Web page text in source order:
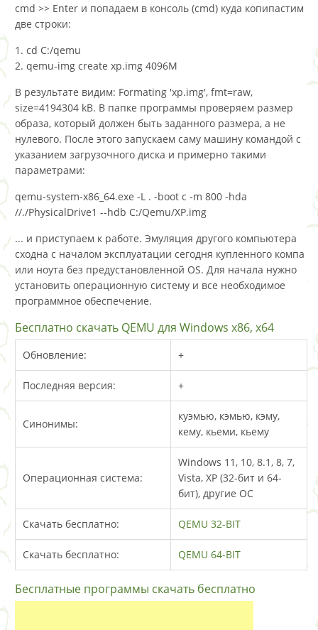
cmd >> Enter и попадаем в консоль (cmd) куда копипастим
две строки:
1. cd C:/qemu
2. qemu-img create xp.img 4096M
В результате видим: Formating 'xp.img', fmt=raw,
size=4194304 kB. В папке программы проверяем размер
образа, который должен быть заданного размера, а не
нулевого. После этого запускаем саму машину командой с
указанием загрузочного диска и примерно такими
параметрами:
qemu-system-x86_64.exe -L . -boot c -m 800 -hda
//./PhysicalDrive1 --hdb C:/Qemu/XP.img
... и приступаем к работе. Эмуляция другого компьютера
сходна с началом эксплуатации сегодня купленного компа
или ноута без предустановленной OS. Для начала нужно
установить операционную систему и все необходимое
программное обеспечение.
Бесплатно скачать QEMU для Windows x86, x64
Обновление: +
Последняя версия: +
Синонимы:
куэмью, кэмью, кэму,
кему, кьеми, кьему
Операционная система:
Windows 11, 10, 8.1, 8, 7,
Vista, XP (32-бит и 64-
бит), другие ОС
Скачать бесплатно: QEMU 32-BIT
Скачать бесплатно: QEMU 64-BIT
Бесплатные программы скачать бесплатно